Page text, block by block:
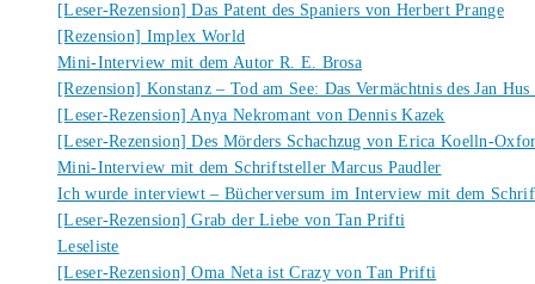
[Leser-Rezension] Das Patent des Spaniers von Herbert Prange
[Rezension] Implex World
Mini-Interview mit dem Autor R. E. Brosa
[Rezension] Konstanz – Tod am See: Das Vermächtnis des Jan
[Leser-Rezension] Anya Nekromant von Dennis Kazek
[Leser-Rezension] Des Mörders Schachzug von Erica Koelln-
Mini-Interview mit dem Schriftsteller Marcus Paudler
Ich wurde interviewt – Bücherversum im Interview mit dem
[Leser-Rezension] Grab der Liebe von Tan Prifti
Leseliste
[Leser-Rezension] Oma Neta ist Crazy von Tan Prifti